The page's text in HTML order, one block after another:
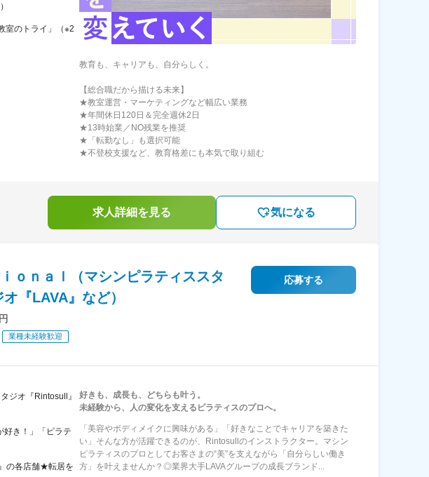
室のトライ」（※2
教育も、キャリアも、自分らしく。
【総合職だから描ける未来】
★教室運営・マーケティングなど幅広い業務
★年間休日120日＆完全週休2日
★13時始業／NO残業を推奨
★「転勤なし」も選択可能
★不登校支援など、教育格差にも本気で取り組む
求人詳細を見る 気になる
ｏｎａｌ（マシンピラティススタ
『LAVA』など）
業種未経験歓迎
応募する
ジオ『Rintosull』
好き！」「ピラテ
の各店舗★転居を
好きも、成長も、どちらも叶う。
未経験から、人の変化を支えるピラティスのプロへ。
「美容やボディメイクに興味がある」「好きなことでキャリアを築きた
い」そんな方が活躍できるのが、Rintosullのインストラクター。マシン
ピラティスのプロとしてお客さまの“美”を支えながら「自分らしい働き
方」を叶えませんか？◎業界大手LAVAグループの成長ブランド...